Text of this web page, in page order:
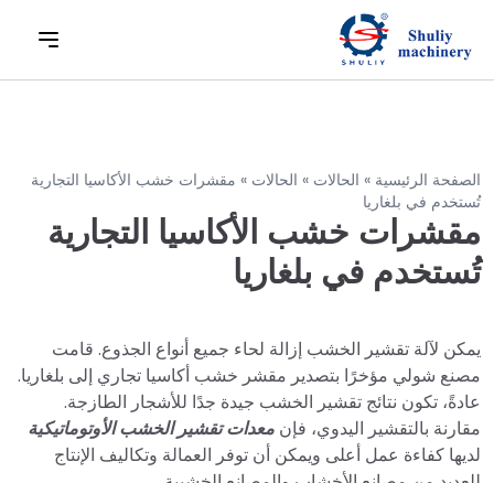
الصفحة الرئيسية » الحالات » الحالات » مقشرات خشب الأكاسيا التجارية
تُستخدم في بلغاريا
مقشرات خشب الأكاسيا التجارية
تُستخدم في بلغاريا
يمكن لآلة تقشير الخشب إزالة لحاء جميع أنواع الجذوع. قامت
مصنع شولي مؤخرًا بتصدير مقشر خشب أكاسيا تجاري إلى بلغاريا.
عادةً، تكون نتائج تقشير الخشب جيدة جدًا للأشجار الطازجة.
مقارنة بالتقشير اليدوي، فإن معدات تقشير الخشب الأوتوماتيكية
لديها كفاءة عمل أعلى ويمكن أن توفر العمالة وتكاليف الإنتاج